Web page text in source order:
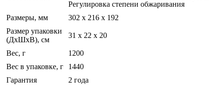
Регулировка степени обжаривания
Размеры, мм
302 x 216 x 192
Размер упаковки
(ДхШхВ), см
31 x 22 x 20
Вес, г
1200
Вес в упаковке, г
1440
Гарантия
2 года